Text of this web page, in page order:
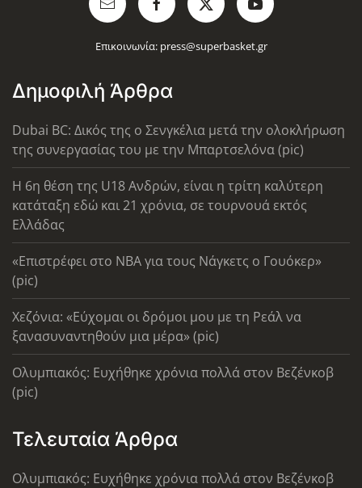
Επικοινωνία: press@superbasket.gr
Δημοφιλή Άρθρα
Dubai BC: Δικός της ο Σενγκέλια μετά την ολοκλήρωση
της συνεργασίας του με την Μπαρτσελόνα (pic)
Η 6η θέση της U18 Ανδρών, είναι η τρίτη καλύτερη
κατάταξη εδώ και 21 χρόνια, σε τουρνουά εκτός
Ελλάδας
«Επιστρέφει στο ΝΒΑ για τους Νάγκετς ο Γουόκερ»
(pic)
Χεζόνια: «Εύχομαι οι δρόμοι μου με τη Ρεάλ να
ξανασυναντηθούν μια μέρα» (pic)
Ολυμπιακός: Ευχήθηκε χρόνια πολλά στον Βεζένκοβ
(pic)
Τελευταία Άρθρα
Ολυμπιακός: Ευχήθηκε χρόνια πολλά στον Βεζένκοβ